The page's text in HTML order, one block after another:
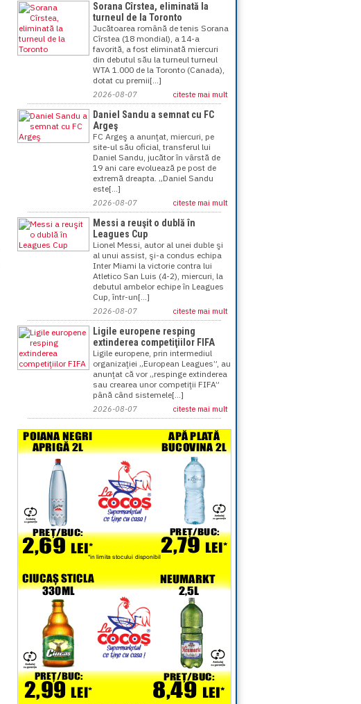
Sorana Cîrstea, eliminată la
turneul de la Toronto
Jucătoarea română de tenis Sorana
Cîrstea (18 mondial), a 14-a
favorită, a fost eliminată miercuri
din debutul său la turneul turneul
WTA 1.000 de la Toronto (Canada),
dotat cu premii[...]
2026-08-07 citeste mai mult
Daniel Sandu a semnat cu FC
Argeş
FC Argeş a anunţat, miercuri, pe
site-ul său oficial, transferul lui
Daniel Sandu, jucător în vârstă de
19 ani care evoluează pe post de
extremă dreapta. „Daniel Sandu
este[...]
2026-08-07 citeste mai mult
Messi a reuşit o dublă în
Leagues Cup
Lionel Messi, autor al unei duble şi
al unui assist, şi-a condus echipa
Inter Miami la victorie contra lui
Atletico San Luis (4-2), miercuri, la
debutul ambelor echipe în Leagues
Cup, într-un[...]
2026-08-07 citeste mai mult
Ligile europene resping
extinderea competiţiilor FIFA
Ligile europene, prin intermediul
organizaţiei „European Leagues”, au
anunţat că vor „respinge extinderea
sau crearea unor competiţii FIFA”
până când sistemele[...]
2026-08-07 citeste mai mult